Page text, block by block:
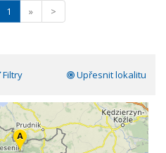
1 » >
Filtry Upřesnit lokalitu